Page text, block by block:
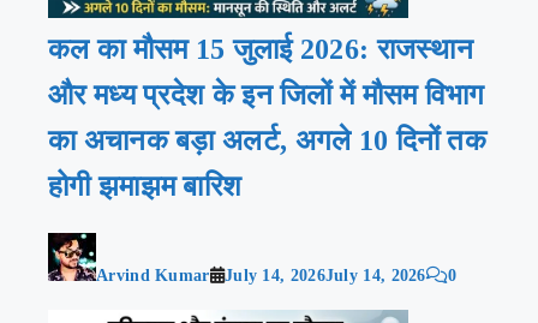
कल का मौसम 15 जुलाई 2026: राजस्थान
और मध्य प्रदेश के इन जिलों में मौसम विभाग
का अचानक बड़ा अलर्ट, अगले 10 दिनों तक
होगी झमाझम बारिश
Arvind Kumar July 14, 2026July 14, 2026 0